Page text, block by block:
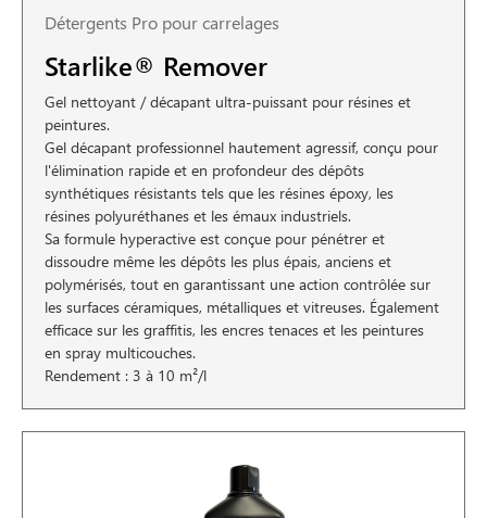
Détergents Pro pour carrelages
Starlike® Remover
Gel nettoyant / décapant ultra-puissant pour résines et
peintures.
Gel décapant professionnel hautement agressif, conçu pour
l'élimination rapide et en profondeur des dépôts
synthétiques résistants tels que les résines époxy, les
résines polyuréthanes et les émaux industriels.
Sa formule hyperactive est conçue pour pénétrer et
dissoudre même les dépôts les plus épais, anciens et
polymérisés, tout en garantissant une action contrôlée sur
les surfaces céramiques, métalliques et vitreuses. Également
efficace sur les graffitis, les encres tenaces et les peintures
en spray multicouches.
Rendement : 3 à 10 m²/l